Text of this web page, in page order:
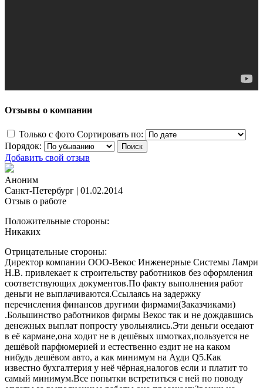
Отзывы о компании
Только с фото Сортировать по:
Порядок:
Добавить свой отзыв
Аноним
Санкт-Петербург | 01.02.2014
Отзыв о работе
Положительные стороны:
Никаких
Отрицательные стороны:
Директор компании ООО-Векос Инженерные Системы Ламри
Н.В. привлекает к строительству работников без оформления
соответствующих документов.По факту выполнения работ
деньги не выплачиваются.Ссылаясь на задержку
перечисления финансов другими фирмами(Заказчиками)
.Большинство работников фирмы Векос так и не дождавшись
денежных выплат попросту увольнялись.Эти деньги оседают
в её кармане,она ходит не в дешёвых шмотках,пользуется не
дешёвой парфюмерией и естественно ездит не на каком
нибудь дешёвом авто, а как минимум на Ауди Q5.Как
известно бухгалтерия у неё чёрная,налогов если и платит то
самый минимум.Все попытки встретиться с ней по поводу